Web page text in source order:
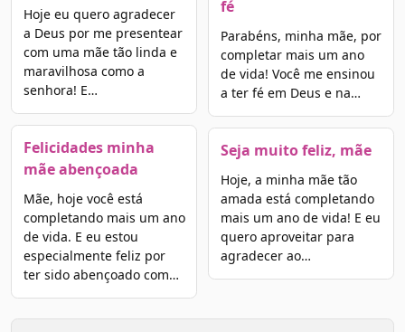
Hoje eu quero agradecer
a Deus por me presentear
com uma mãe tão linda e
maravilhosa como a
senhora! E…
Felicidades minha
mãe abençoada
Mãe, hoje você está
completando mais um ano
de vida. E eu estou
especialmente feliz por
ter sido abençoado com…
fé
Parabéns, minha mãe, por
completar mais um ano
de vida! Você me ensinou
a ter fé em Deus e na…
Seja muito feliz, mãe
Hoje, a minha mãe tão
amada está completando
mais um ano de vida! E eu
quero aproveitar para
agradecer ao…